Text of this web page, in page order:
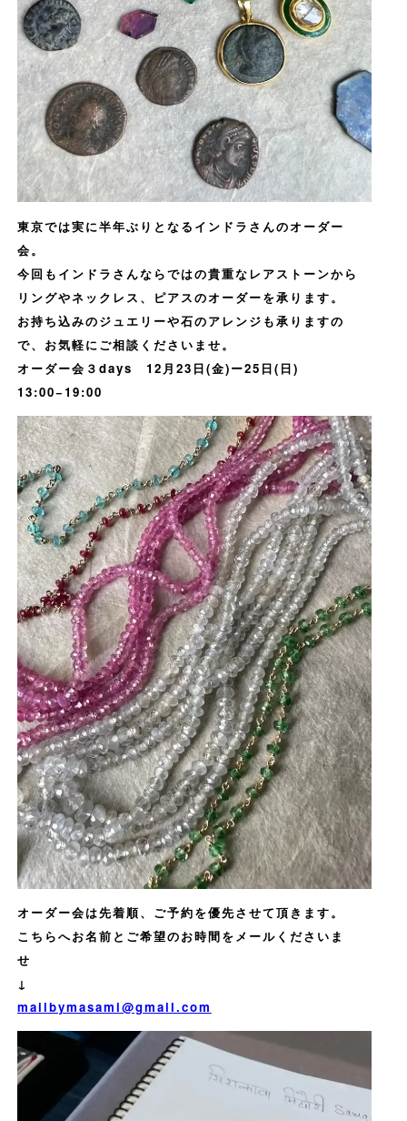
東京では実に半年ぶりとなるインドラさんのオーダー
会。
今回もインドラさんならではの貴重なレアストーンから
リングやネックレス、ピアスのオーダーを承ります。
お持ち込みのジュエリーや石のアレンジも承りますの
で、お気軽にご相談くださいませ。
オーダー会３days 12月23日(金)ー25日(日)
13:00−19:00
オーダー会は先着順、ご予約を優先させて頂きます。
こちらへお名前とご希望のお時間をメールくださいま
せ
↓
mailbymasami@gmail.com